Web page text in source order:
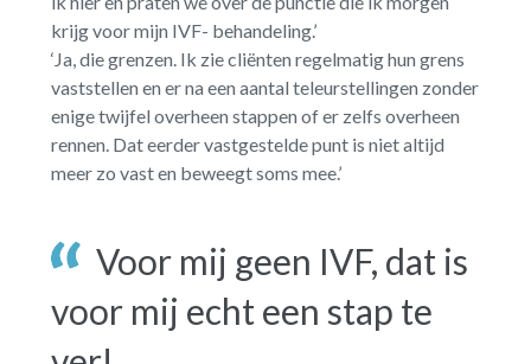
krijg voor mijn IVF- behandeling.’
‘Ja, die grenzen. Ik zie cliënten regelmatig hun grens
vaststellen en er na een aantal teleurstellingen zonder
enige twijfel overheen stappen of er zelfs overheen
rennen. Dat eerder vastgestelde punt is niet altijd
meer zo vast en beweegt soms mee.’
Voor mij geen IVF, dat is
voor mij echt een stap te